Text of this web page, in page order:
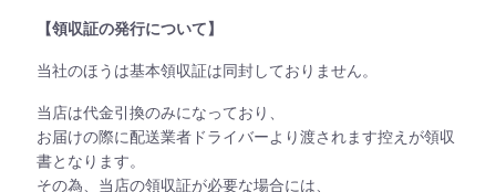
【領収証の発行について】
当社のほうは基本領収証は同封しておりません。
当店は代金引換のみになっており、
お届けの際に配送業者ドライバーより渡されます控えが領収
書となります。
その為、当店の領収証が必要な場合には、